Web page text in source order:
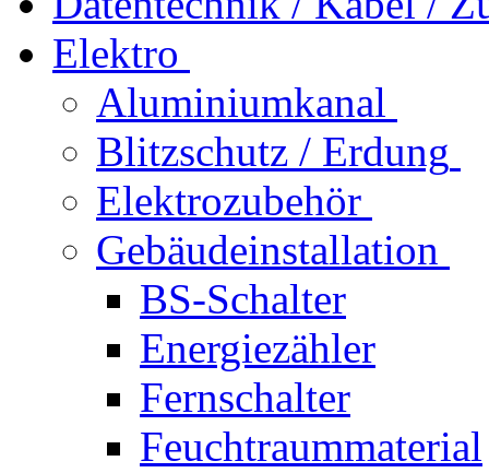
Elektro
Aluminiumkanal
Blitzschutz / Erdung
Elektrozubehör
Gebäudeinstallation
BS-Schalter
Energiezähler
Fernschalter
Feuchtraummaterial